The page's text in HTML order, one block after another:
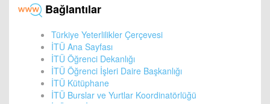
Bağlantılar
Türkiye Yeterlilikler Çerçevesi
İTÜ Ana Sayfası
İTÜ Öğrenci Dekanlığı
İTÜ Öğrenci İşleri Daire Başkanlığı
İTÜ Kütüphane
İTÜ Burslar ve Yurtlar Koordinatörlüğü